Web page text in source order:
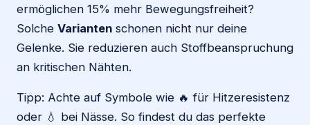
ermöglichen 15% mehr Bewegungsfreiheit?
Solche Varianten schonen nicht nur deine
Gelenke. Sie reduzieren auch Stoffbeanspruchung
an kritischen Nähten.
Tipp: Achte auf Symbole wie 🔥 für Hitzeresistenz
oder 💧 bei Nässe. So findest du das perfekte